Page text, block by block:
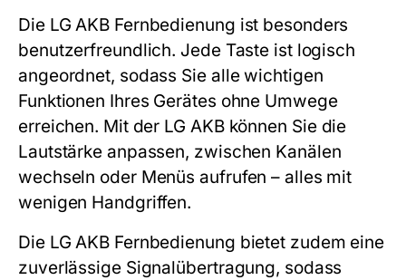
Die LG AKB Fernbedienung ist besonders
benutzerfreundlich. Jede Taste ist logisch
angeordnet, sodass Sie alle wichtigen
Funktionen Ihres Gerätes ohne Umwege
erreichen. Mit der LG AKBkönnen Sie die
Lautstärke anpassen, zwischen Kanälen
wechseln oder Menüs aufrufen – alles mit
wenigen Handgriffen.
Die LG AKB Fernbedienung bietet zudem eine
zuverlässige Signalübertragung, sodass